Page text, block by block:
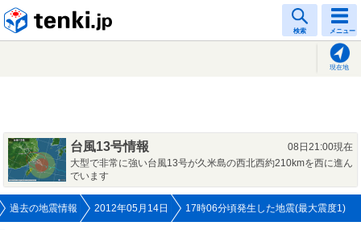
検索 メニュー
現在地
台風13号情報
08日21:00現在
大型で非常に強い台風13号が久米島の西北西約210kmを西に進ん
でいます
過去の地震情報 2012年05月14日 17時06分頃発生した地震(最大震度1)